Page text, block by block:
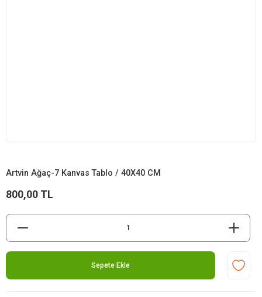
Artvin Ağaç-7 Kanvas Tablo / 40X40 CM
800,00 TL
Sepete Ekle